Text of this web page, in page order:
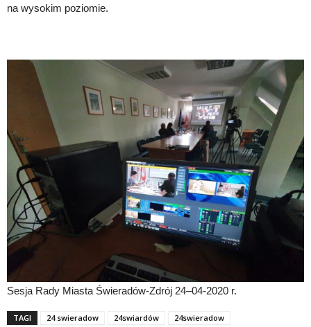
na wysokim poziomie.
Sesja Rady Miasta Świeradów-Zdrój 24–04-2020 r.
TAGI 24 swieradow 24swiardów
24swieradow